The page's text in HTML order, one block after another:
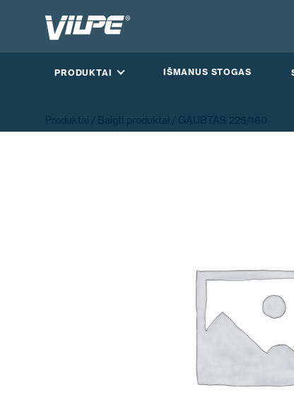
PRODUKTAI IŠMANUS STOGAS
UK
Produktai / Baigti produktai / GAUBTAS 225/160